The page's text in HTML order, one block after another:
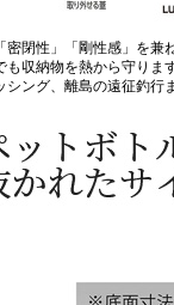
密閉性」「剛性感」を
も収納物を熱から守りま
シング、離島の遠征釣行